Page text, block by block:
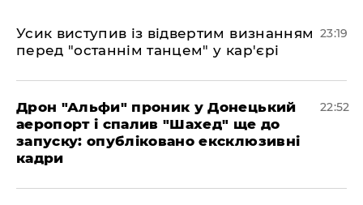
​Усик виступив із відвертим визнанням
перед "останнім танцем" у кар'єрі
23:19
​Дрон "Альфи" проник у Донецький
аеропорт і спалив "Шахед" ще до
запуску: опубліковано ексклюзивні
кадри
22:52